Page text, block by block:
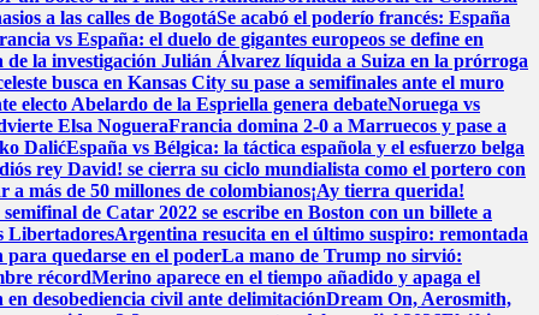
a las calles de BogotáSe acabó el poderío francés: España
vs España: el duelo de gigantes europeos se define en
la investigación Julián Álvarez líquida a Suiza en la prórroga
busca en Kansas City su pase a semifinales ante el muro
electo Abelardo de la Espriella genera debateNoruega vs
Elsa NogueraFrancia domina 2-0 a Marruecos y pase a
DalićEspaña vs Bélgica: la táctica española y el esfuerzo belga
rey David! se cierra su ciclo mundialista como el portero con
más de 50 millones de colombianos¡Ay tierra querida!
de Catar 2022 se escribe en Boston con un billete a
LibertadoresArgentina resucita en el último suspiro: remontada
quedarse en el poderLa mano de Trump no sirvió:
récordMerino aparece en el tiempo añadido y apaga el
desobediencia civil ante delimitaciónDream On, Aerosmith,